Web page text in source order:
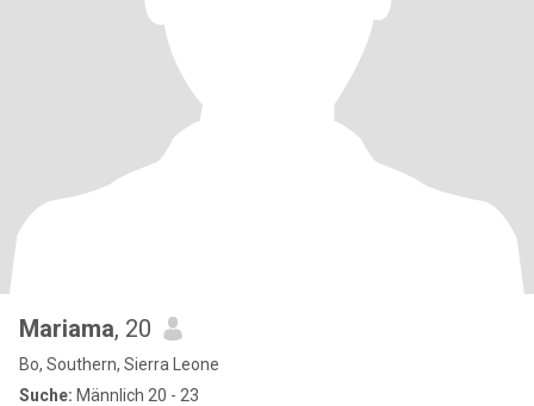
Mariama, 20
Bo, Southern, Sierra Leone
Suche: Männlich 20 - 23